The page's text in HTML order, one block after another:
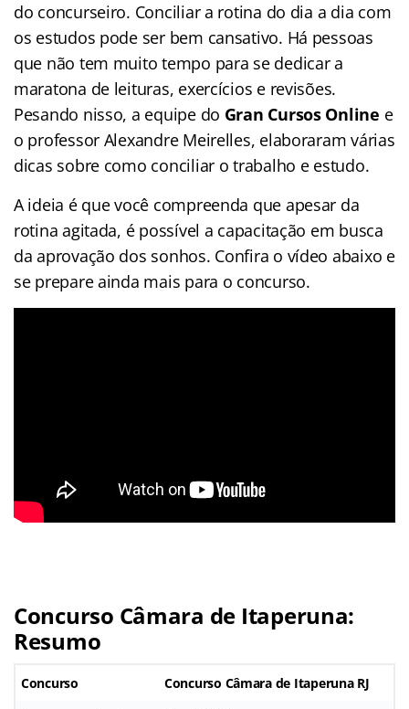
do concurseiro. Conciliar a rotina do dia a dia com
os estudos pode ser bem cansativo. Há pessoas
que não tem muito tempo para se dedicar a
maratona de leituras, exercícios e revisões.
Pesando nisso, a equipe do Gran Cursos Online e
o professor Alexandre Meirelles, elaboraram várias
dicas sobre como conciliar o trabalho e estudo.
A ideia é que você compreenda que apesar da
rotina agitada, é possível a capacitação em busca
da aprovação dos sonhos. Confira o vídeo abaixo e
se prepare ainda mais para o concurso.
Concurso Câmara de Itaperuna:
Resumo
Concurso Concurso Câmara de Itaperuna RJ